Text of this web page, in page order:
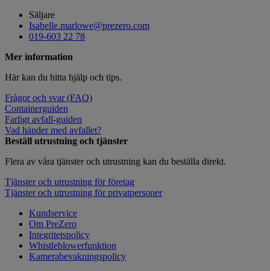
Säljare
Isabelle.marlowe@prezero.com
019-603 22 78
Mer information
Här kan du hitta hjälp och tips.
Frågor och svar (FAQ)
Containerguiden
Farligt avfall-guiden
Vad händer med avfallet?
Beställ utrustning och tjänster
Flera av våra tjänster och utrustning kan du beställa direkt.
Tjänster och utrustning för företag
Tjänster och utrustning för privatpersoner
Kundservice
Om PreZero
Integritetspolicy
Whistleblowerfunktion
Kamerabevakningspolicy